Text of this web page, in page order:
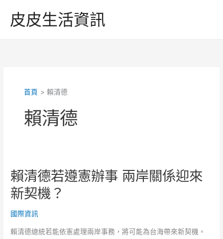
皮皮生活資訊
首頁 賴清德
賴清德
賴清德若遵憲辦事 兩岸關係迎來
新契機？
國際資訊
賴清德總統若能依憲處理兩岸事務，將可能為台海帶來新契機。